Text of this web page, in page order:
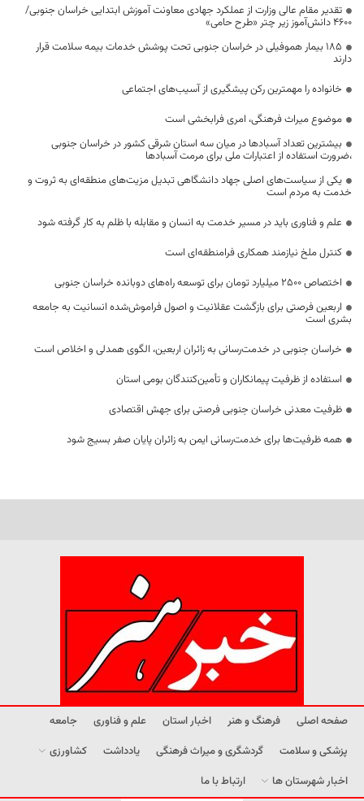
تقدیر مقام عالی وزارت از عملکرد جهادی معاونت آموزش ابتدایی خراسان جنوبی/
۴۶۰۰ دانش‌آموز زیر چتر «طرح حامی»
۱۸۵ بیمار هموفیلی در خراسان جنوبی تحت پوشش خدمات بیمه سلامت قرار
دارند
خانواده را مهمترین رکن پیشگیری از آسیب‌های اجتماعی
موضوع میراث فرهنگی، امری فرابخشی است
بیشترین تعداد آسبادها در میان سه استان شرقی کشور در خراسان جنوبی
،ضرورت استفاده از اعتبارات ملی برای مرمت آسبادها
یکی از سیاست‌های اصلی جهاد دانشگاهی تبدیل مزیت‌های منطقه‌ای به ثروت و
خدمت به مردم است
علم و فناوری باید در مسیر خدمت به انسان و مقابله با ظلم به کار گرفته شود
کنترل ملخ نیازمند همکاری فرامنطقه‌ای است
اختصاص 2500 میلیارد تومان برای توسعه راه‌های دوبانده خراسان جنوبی
اربعین فرصتی برای بازگشت عقلانیت و اصول فراموش‌شده انسانیت به جامعه
بشری است
خراسان جنوبی در خدمت‌رسانی به زائران اربعین، الگوی همدلی و اخلاص است
استفاده از ظرفیت پیمانکاران و تأمین‌کنندگان بومی استان
ظرفیت معدنی خراسان جنوبی فرصتی برای جهش اقتصادی
همه ظرفیت‌ها برای خدمت‌رسانی ایمن به زائران پایان صفر بسیج شود
صفحه اصلی فرهنگ و هنر اخبار استان علم و فناوری
جامعه
پزشکی و سلامت
گردشگری و میراث فرهنگی یادداشت
کشاورزی
اخبار شهرستان ها
ارتباط با ما